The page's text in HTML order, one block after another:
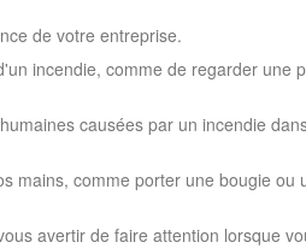
de votre entreprise.
incendie, comme de regarder
causées par un incendie
mains, comme porter une bougie
avertir de faire attention lorsque